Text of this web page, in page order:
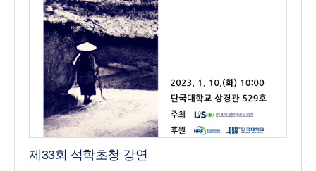
제33회 석학초청 강연